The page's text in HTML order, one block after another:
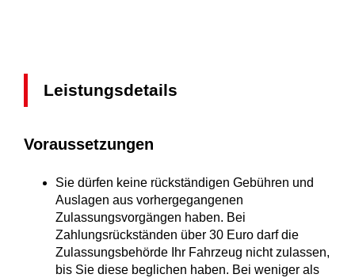
Leistungsdetails
Voraussetzungen
Sie dürfen keine rückständigen Gebühren und
Auslagen aus vorhergegangenen
Zulassungsvorgängen haben. Bei
Zahlungsrückständen über 30 Euro darf die
Zulassungsbehörde Ihr Fahrzeug nicht zulassen,
bis Sie diese beglichen haben. Bei weniger als